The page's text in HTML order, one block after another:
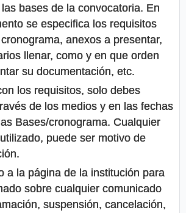
bases de la convocatoria. En
se especifica los requisitos
anexos a presentar,
llenar, como y en que orden
su documentación, etc.
los requisitos, solo debes
de los medios y en las fechas
Bases/cronograma. Cualquier
puede ser motivo de
a la página de la institución para
sobre cualquier comunicado
suspensión, cancelación,